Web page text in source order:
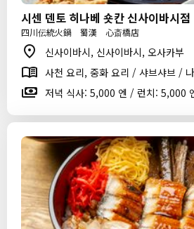
시센 덴토 히나베 숏칸 신사이바시점
四川伝統火鍋 蜀漢 心斎橋店
신사이바시, 신사이바시, 오사카부
사천 요리, 중화 요리 / 샤브샤브 /
저녁 식사: 5,000 엔 / 런치: 5,000